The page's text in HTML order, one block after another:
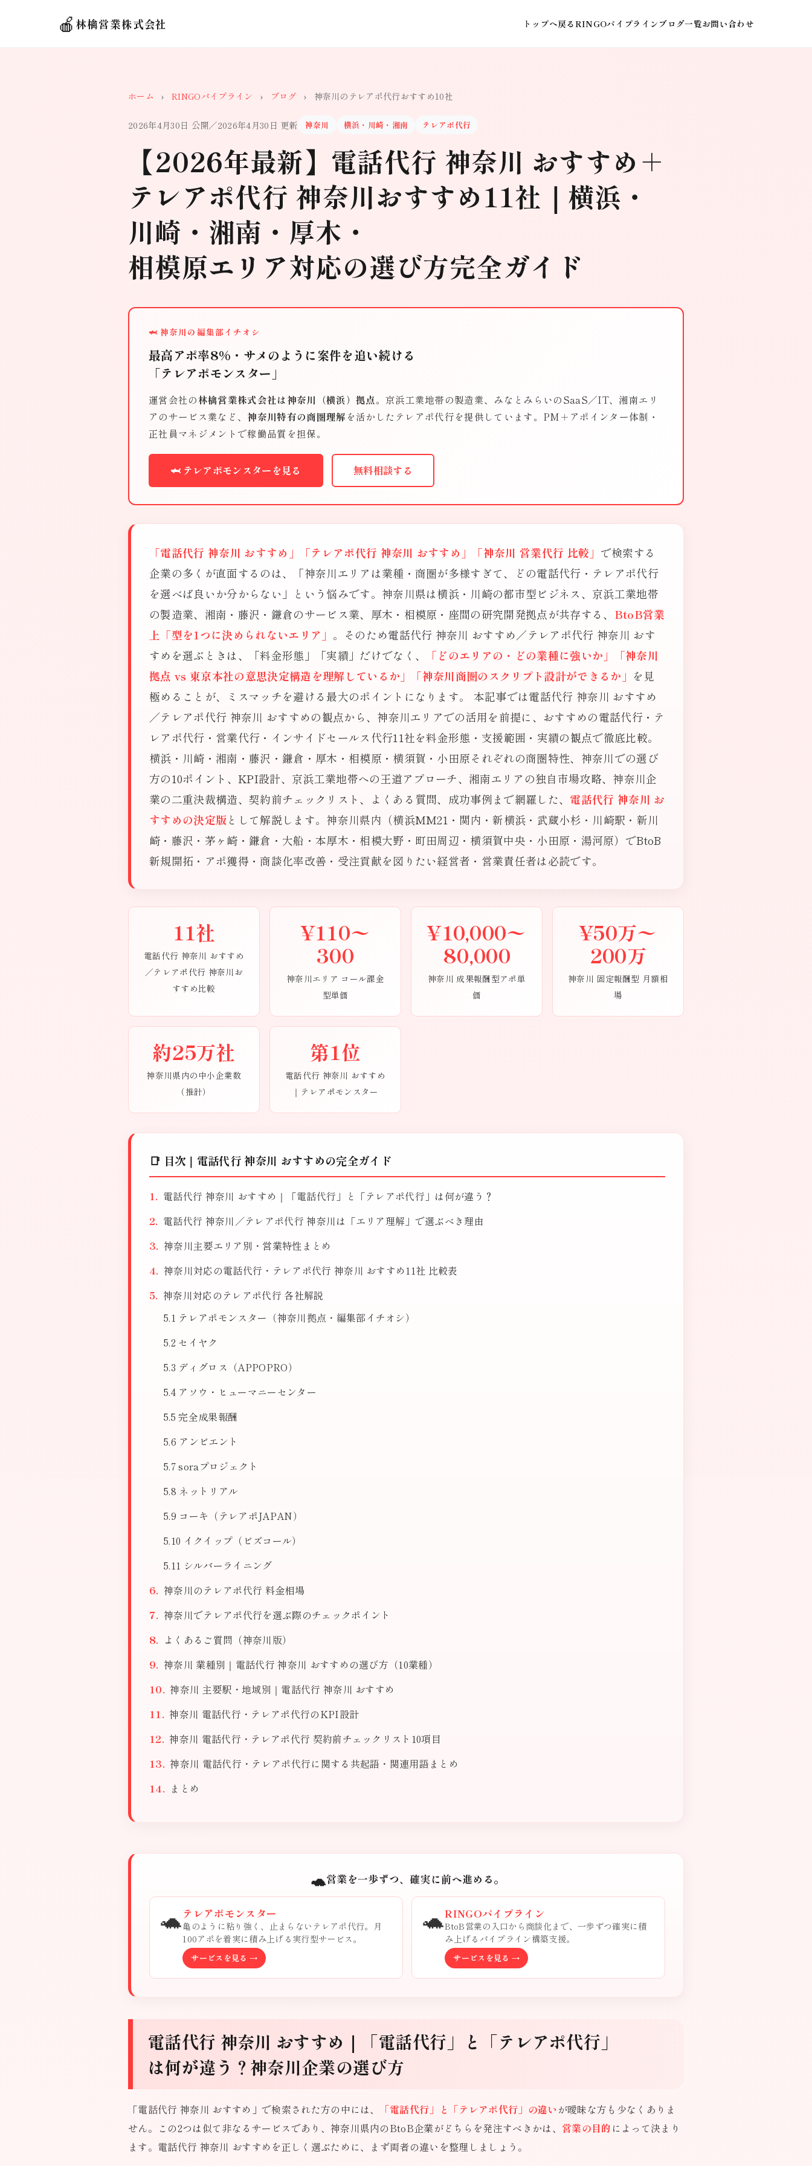
🍎 林檎営業株式会社 トップへ戻るRINGOパイプライン ブログ一覧お問い合わせ
ホーム › RINGOパイプライン › ブログ › 神奈川のテレアポ代行おすすめ10社
2026年4月30日 公開／2026年4月30日 更新 神奈川 横浜・川崎・湘南 テレアポ代行
【2026年最新】電話代行 神奈川 おすすめ＋
テレアポ代行 神奈川おすすめ11社｜横浜・
川崎・湘南・厚木・
相模原エリア対応の選び方完全ガイド
🦈 神奈川の編集部イチオシ
最高アポ率8%・サメのように案件を追い続ける
「テレアポモンスター」
運営会社の林檎営業株式会社は神奈川（横浜）拠点。京浜工業地帯の製造業、みなとみらいのSaaS／IT、湘南エリ
アのサービス業など、 神奈川特有の商圏理解 を活かしたテレアポ代行を提供しています。PM＋アポインター体制・
正社員マネジメントで稼働品質を担保。
🦈 テレアポモンスターを見る 無料相談する
「電話代行 神奈川 おすすめ」「テレアポ代行 神奈川 おすすめ」「神奈川 営業代行 比較」 で検索する
企業の多くが直面するのは、「神奈川エリアは業種・商圏が多様すぎて、どの電話代行・テレアポ代行
を選べば良いか分からない」という悩みです。神奈川県は横浜・川崎の都市型ビジネス、京浜工業地帯
の製造業、湘南・藤沢・鎌倉のサービス業、厚木・相模原・座間の研究開発拠点が共存する、 BtoB営業
上「型を1つに決められないエリア」 。そのため電話代行 神奈川 おすすめ／テレアポ代行 神奈川 おす
すめを選ぶときは、「料金形態」「実績」だけでなく、
「どのエリアの・どの業種に強いか」「神奈川
拠点 vs 東京本社の意思決定構造を理解しているか」「神奈川商圏のスクリプト設計ができるか」 を見
極めることが、ミスマッチを避ける最大のポイントになります。 本記事では電話代行 神奈川 おすすめ
／テレアポ代行 神奈川 おすすめの観点から、神奈川エリアでの活用を前提に、おすすめの電話代行・テ
レアポ代行・営業代行・インサイドセールス代行11社を料金形態・支援範囲・実績の観点で徹底比較。
横浜・川崎・湘南・藤沢・鎌倉・厚木・相模原・横須賀・小田原それぞれの商圏特性、神奈川での選び
方の10ポイント、KPI設計、京浜工業地帯への王道アプローチ、湘南エリアの独自市場攻略、神奈川企
業の二重決裁構造、契約前チェックリスト、よくある質問、成功事例まで網羅した、 電話代行 神奈川 お
すすめの決定版として解説します。神奈川県内（横浜MM21・関内・新横浜・武蔵小杉・川崎駅・新川
崎・藤沢・茅ヶ崎・鎌倉・大船・本厚木・相模大野・町田周辺・横須賀中央・小田原・湯河原）でBtoB
新規開拓・アポ獲得・商談化率改善・受注貢献を図りたい経営者・営業責任者は必読です。
11社
電話代行 神奈川 おすすめ
／テレアポ代行 神奈川お
すすめ比較
¥110〜
300
神奈川エリア コール課金
型単価
¥10,000〜
80,000
神奈川 成果報酬型アポ単
価
¥50万〜
200万
神奈川 固定報酬型 月額相
場
約25万社
神奈川県内の中小企業数
（推計）
第1位
電話代行 神奈川 おすすめ
｜テレアポモンスター
📑 目次｜電話代行 神奈川 おすすめの完全ガイド
電話代行 神奈川 おすすめ｜「電話代行」と「テレアポ代行」は何が違う？
電話代行 神奈川／テレアポ代行 神奈川は「エリア理解」で選ぶべき理由
神奈川主要エリア別・営業特性まとめ
神奈川対応の電話代行・テレアポ代行 神奈川 おすすめ11社 比較表
神奈川対応のテレアポ代行 各社解説
テレアポモンスター（神奈川拠点・編集部イチオシ）
セイヤク
ディグロス（APPOPRO）
アソウ・ヒューマニーセンター
完全成果報酬
アンビエント
soraプロジェクト
ネットリアル
コーキ（テレアポJAPAN）
イクイップ（ビズコール）
シルバーライニング
神奈川のテレアポ代行 料金相場
神奈川でテレアポ代行を選ぶ際のチェックポイント
よくあるご質問（神奈川版）
神奈川 業種別｜電話代行 神奈川 おすすめの選び方（10業種）
神奈川 主要駅・地域別｜電話代行 神奈川 おすすめ
神奈川 電話代行・テレアポ代行のKPI設計
神奈川 電話代行・テレアポ代行 契約前チェックリスト10項目
神奈川 電話代行・テレアポ代行に関する共起語・関連用語まとめ
まとめ
🐢営業を一歩ずつ、確実に前へ進める。
🐢 テレアポモンスター
亀のように粘り強く、止まらないテレアポ代行。月
100アポを着実に積み上げる実行型サービス。
サービスを見る →
🐢RINGOパイプライン
BtoB営業の入口から商談化まで、一歩ずつ確実に積
み上げるパイプライン構築支援。
サービスを見る →
電話代行 神奈川 おすすめ｜「電話代行」と「テレアポ代行」
は何が違う？神奈川企業の選び方
「電話代行 神奈川 おすすめ」で検索された方の中には、 「電話代行」と「テレアポ代行」の違いが曖昧な方も少なくありま
せん。この2つは似て非なるサービスであり、神奈川県内のBtoB企業がどちらを発注すべきかは、 営業の目的 によって決まり
ます。電話代行 神奈川 おすすめを正しく選ぶために、まず両者の違いを整理しましょう。